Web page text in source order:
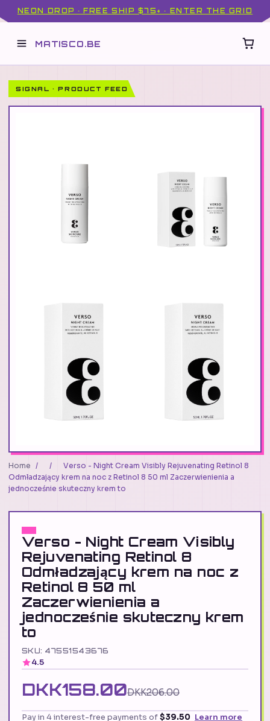
NEON DROP · FREE SHIP $75+ · ENTER THE GRID
MATISCO.BE
SIGNAL · PRODUCT FEED
Home / /
Verso - Night Cream Visibly Rejuvenating Retinol 8
Odmładzający krem na noc z Retinol 8 50 ml Zaczerwienienia a
jednocześnie skuteczny krem to
Verso - Night Cream Visibly
Rejuvenating Retinol 8
Odmładzający krem na noc z
Retinol 8 50 ml
Zaczerwienienia a
jednocześnie skuteczny krem
to
SKU: 47551543676
4.5
DKK158.00DKK206.00
Pay in 4 interest-free payments of$39.50 Learn more